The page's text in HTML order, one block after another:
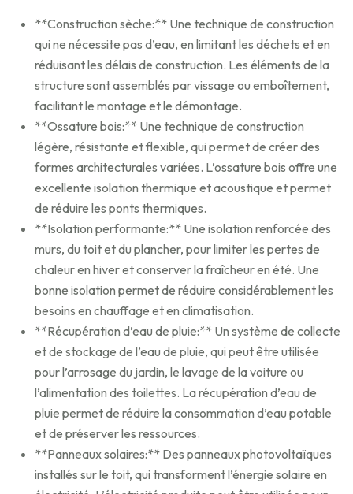
**Construction sèche:** Une technique de construction
qui ne nécessite pas d’eau, en limitant les déchets et en
réduisant les délais de construction. Les éléments de la
structure sont assemblés par vissage ou emboîtement,
facilitant le montage et le démontage.
**Ossature bois:** Une technique de construction
légère, résistante et flexible, qui permet de créer des
formes architecturales variées. L’ossature bois offre une
excellente isolation thermique et acoustique et permet
de réduire les ponts thermiques.
**Isolation performante:** Une isolation renforcée des
murs, du toit et du plancher, pour limiter les pertes de
chaleur en hiver et conserver la fraîcheur en été. Une
bonne isolation permet de réduire considérablement les
besoins en chauffage et en climatisation.
**Récupération d’eau de pluie:** Un système de collecte
et de stockage de l’eau de pluie, qui peut être utilisée
pour l’arrosage du jardin, le lavage de la voiture ou
l’alimentation des toilettes. La récupération d’eau de
pluie permet de réduire la consommation d’eau potable
et de préserver les ressources.
**Panneaux solaires:** Des panneaux photovoltaïques
installés sur le toit, qui transforment l’énergie solaire en